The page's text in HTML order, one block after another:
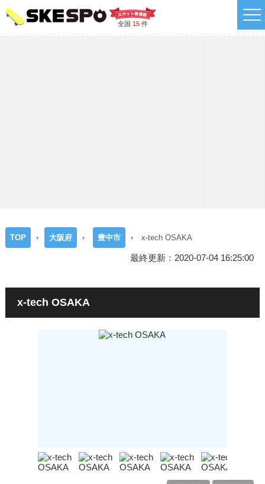
全国 15件
TOP 大阪府 豊中市 x-tech OSAKA
最終更新：2020-07-04 16:25:00
x-tech OSAKA